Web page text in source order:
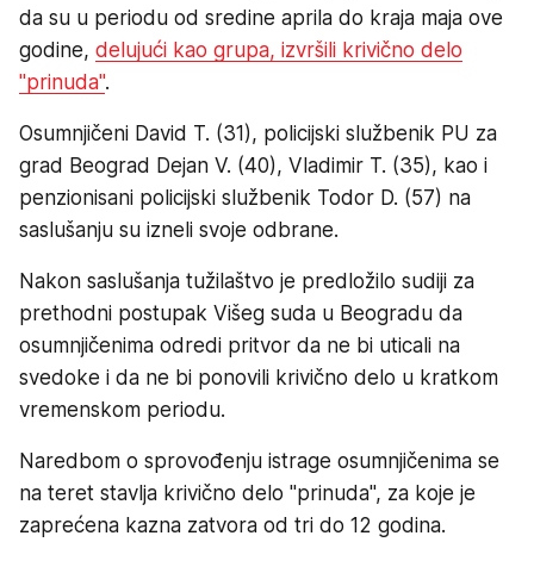
da su u periodu od sredine aprila do kraja maja ove
godine, delujući kao grupa, izvršili krivično delo
"prinuda".
Osumnjičeni David T. (31), policijski službenik PU za
grad Beograd Dejan V. (40), Vladimir T. (35), kao i
penzionisani policijski službenik Todor D. (57) na
saslušanju su izneli svoje odbrane.
Nakon saslušanja tužilaštvo je predložilo sudiji za
prethodni postupak Višeg suda u Beogradu da
osumnjičenima odredi pritvor da ne bi uticali na
svedoke i da ne bi ponovili krivično delo u kratkom
vremenskom periodu.
Naredbom o sprovođenju istrage osumnjičenima se
na teret stavlja krivično delo "prinuda", za koje je
zaprećena kazna zatvora od tri do 12 godina.